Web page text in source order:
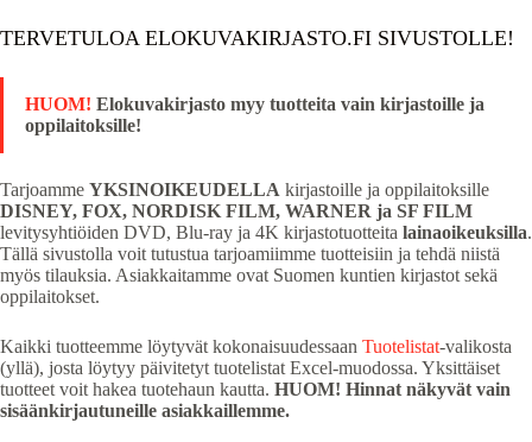
TERVETULOA ELOKUVAKIRJASTO.FI SIVUSTOLLE!
HUOM! Elokuvakirjasto myy tuotteita vain kirjastoille ja
oppilaitoksille!
Tarjoamme YKSINOIKEUDELLA kirjastoille ja oppilaitoksille
DISNEY, FOX, NORDISK FILM, WARNER ja SF FILM
levitysyhtiöiden DVD, Blu-ray ja 4K kirjastotuotteita lainaoikeuksilla.
Tällä sivustolla voit tutustua tarjoamiimme tuotteisiin ja tehdä niistä
myös tilauksia. Asiakkaitamme ovat Suomen kuntien kirjastot sekä
oppilaitokset.
Kaikki tuotteemme löytyvät kokonaisuudessaan Tuotelistat-valikosta
(yllä), josta löytyy päivitetyt tuotelistat Excel-muodossa. Yksittäiset
tuotteet voit hakea tuotehaun kautta. HUOM! Hinnat näkyvät vain
sisäänkirjautuneille asiakkaillemme.